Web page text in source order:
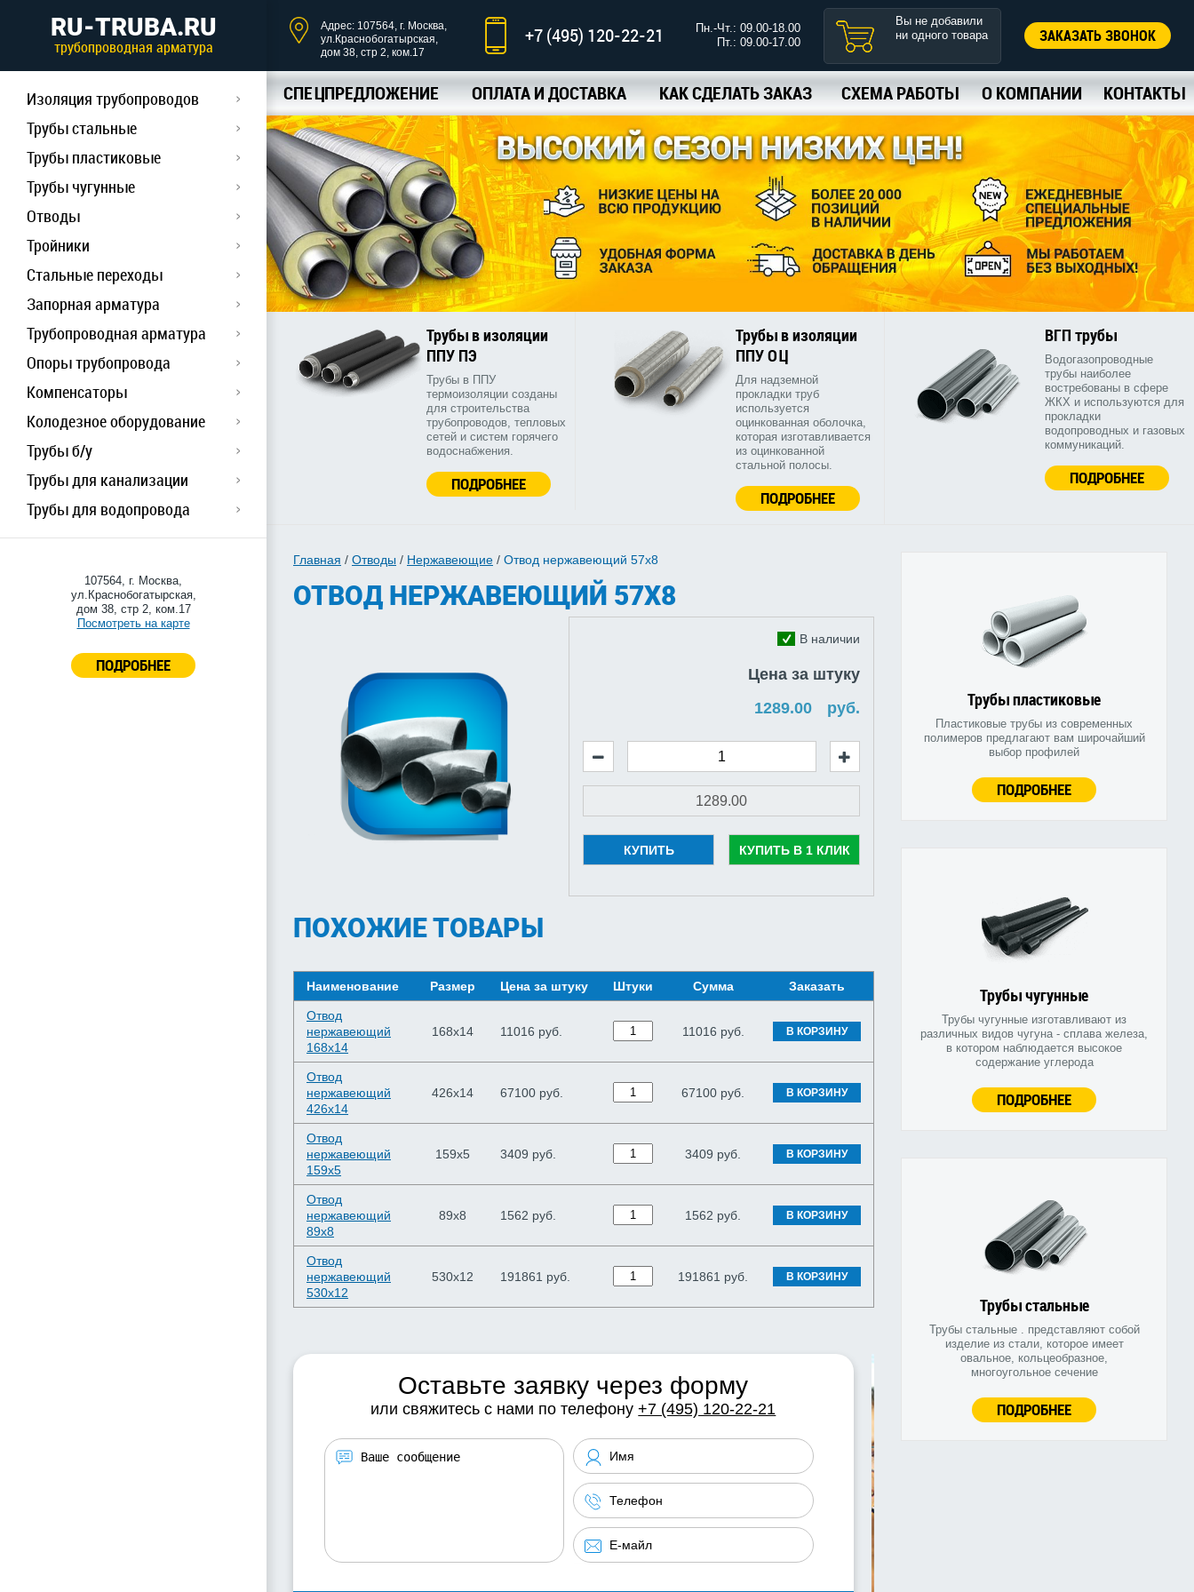
RU-TRUBA.RU
трубопроводная арматура
Изоляция трубопроводов
Трубы стальные
Трубы пластиковые
Трубы чугунные
Отводы
Тройники
Стальные переходы
Запорная арматура
Трубопроводная арматура
Опоры трубопровода
Компенсаторы
Колодезное оборудование
Трубы б/у
Трубы для канализации
Трубы для водопровода
107564, г. Москва,
ул.Краснобогатырская,
дом 38, стр 2, ком.17
Посмотреть на карте
ПОДРОБНЕЕ
Адрес: 107564, г. Москва,
ул.Краснобогатырская,
дом 38, стр 2, ком.17
+7 (495) 120-22-21
Пн.-Чт.: 09.00-18.00
Пт.: 09.00-17.00
Вы не добавили
ни одного товара
ЗАКАЗАТЬ ЗВОНОК
СПЕЦПРЕДЛОЖЕНИЕ ОПЛАТА И ДОСТАВКА КАК СДЕЛАТЬ ЗАКАЗ СХЕМА РАБОТЫ О КОМПАНИИ КОНТАКТЫ
Трубы в изоляции
ППУ ПЭ
Трубы в ППУ
термоизоляции созданы
для строительства
трубопроводов, тепловых
сетей и систем горячего
водоснабжения.
ПОДРОБНЕЕ
Трубы в изоляции
ППУ ОЦ
Для надземной
прокладки труб
используется
оцинкованная оболочка,
которая изготавливается
из оцинкованной
стальной полосы.
ПОДРОБНЕЕ
ВГП трубы
Водогазопроводные
трубы наиболее
востребованы в сфере
ЖКХ и используются для
прокладки
водопроводных и газовых
коммуникаций.
ПОДРОБНЕЕ
Трубы пластиковые
Пластиковые трубы из современных
полимеров предлагают вам широчайший
выбор профилей
ПОДРОБНЕЕ
Трубы чугунные
Трубы чугунные изготавливают из
различных видов чугуна - сплава железа,
в котором наблюдается высокое
содержание углерода
ПОДРОБНЕЕ
Трубы стальные
Трубы стальные . представляют собой
изделие из стали, которое имеет
овальное, кольцеобразное,
многоугольное сечение
ПОДРОБНЕЕ
Главная / Отводы / Нержавеющие / Отвод нержавеющий 57х8
ОТВОД НЕРЖАВЕЮЩИЙ 57Х8
В наличии
Цена за штуку
руб.
КУПИТЬ КУПИТЬ В 1 КЛИК
ПОХОЖИЕ ТОВАРЫ
Наименование Размер Цена за штуку Штуки Сумма Заказать
Отвод
нержавеющий
168х14
168х14 11016 руб. 11016 руб. В КОРЗИНУ
Отвод
нержавеющий
426х14
426х14 67100 руб. 67100 руб. В КОРЗИНУ
Отвод
нержавеющий
159х5
159х5 3409 руб. 3409 руб. В КОРЗИНУ
Отвод
нержавеющий
89х8
89х8 1562 руб. 1562 руб. В КОРЗИНУ
Отвод
нержавеющий
530х12
530х12 191861 руб. 191861 руб. В КОРЗИНУ
Оставьте заявку через форму
или свяжитесь с нами по телефону+7 (495) 120-22-21